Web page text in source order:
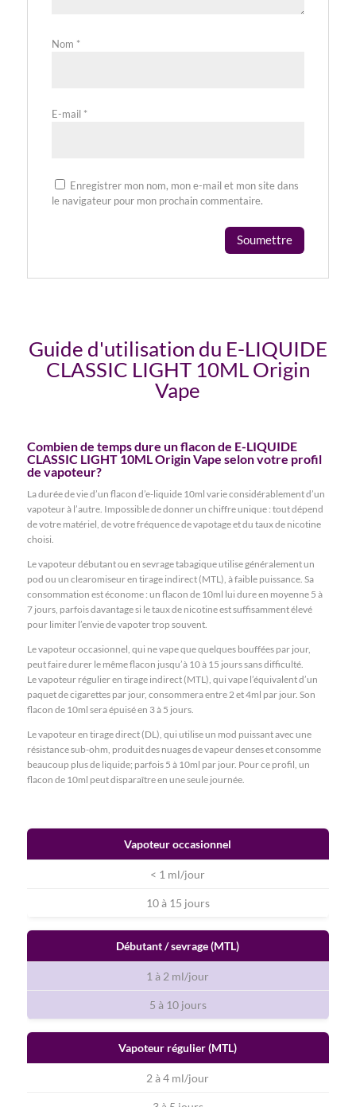
Nom *
E-mail *
Enregistrer mon nom, mon e-mail et mon site dans
le navigateur pour mon prochain commentaire.
Guide d'utilisation du E-LIQUIDE
CLASSIC LIGHT 10ML Origin
Vape
Combien de temps dure un flacon de E-LIQUIDE
CLASSIC LIGHT 10ML Origin Vape selon votre profil
de vapoteur?
La durée de vie d’un flacon d’e-liquide 10ml varie considérablement d’un
vapoteur à l’autre. Impossible de donner un chiffre unique : tout dépend
de votre matériel, de votre fréquence de vapotage et du taux de nicotine
choisi.
Le vapoteur débutant ou en sevrage tabagique utilise généralement un
pod ou un clearomiseur en tirage indirect (MTL), à faible puissance. Sa
consommation est économe : un flacon de 10ml lui dure en moyenne 5 à
7 jours, parfois davantage si le taux de nicotine est suffisamment élevé
pour limiter l’envie de vapoter trop souvent.
Le vapoteur occasionnel, qui ne vape que quelques bouffées par jour,
peut faire durer le même flacon jusqu’à 10 à 15 jours sans difficulté.
Le vapoteur régulier en tirage indirect (MTL), qui vape l’équivalent d’un
paquet de cigarettes par jour, consommera entre 2 et 4ml par jour. Son
flacon de 10ml sera épuisé en 3 à 5 jours.
Le vapoteur en tirage direct (DL), qui utilise un mod puissant avec une
résistance sub-ohm, produit des nuages de vapeur denses et consomme
beaucoup plus de liquide; parfois 5 à 10ml par jour. Pour ce profil, un
flacon de 10ml peut disparaître en une seule journée.
Vapoteur occasionnel
< 1 ml/jour
10 à 15 jours
Débutant / sevrage (MTL)
1 à 2 ml/jour
5 à 10 jours
Vapoteur régulier (MTL)
2 à 4 ml/jour